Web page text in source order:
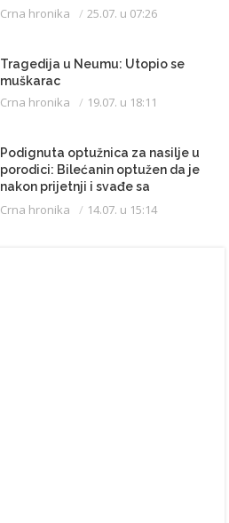
Crna hronika 25.07. u 07:26
Tragedija u Neumu: Utopio se
muškarac
Crna hronika 19.07. u 18:11
Podignuta optužnica za nasilje u
porodici: Bilećanin optužen da je
nakon prijetnji i svađe sa
partnerkom zapalio kuću
Crna hronika 14.07. u 15:14